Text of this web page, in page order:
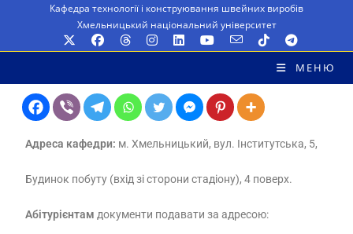
Кафедра технології і конструювання швейних виробів
Хмельницький національний університет
МЕНЮ
Адреса кафедри: м. Хмельницький, вул. Інститутська, 5,
Будинок побуту (вхід зі сторони стадіону), 4 поверх.
Абітурієнтам документи подавати за адресою: